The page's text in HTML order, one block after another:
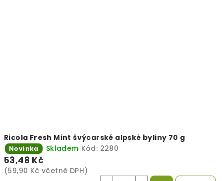
Ricola Fresh Mint švýcarské alpské byliny 70 g
Novinka Skladem Kód: 2280
53,48 Kč
(59,90 Kč včetně DPH)